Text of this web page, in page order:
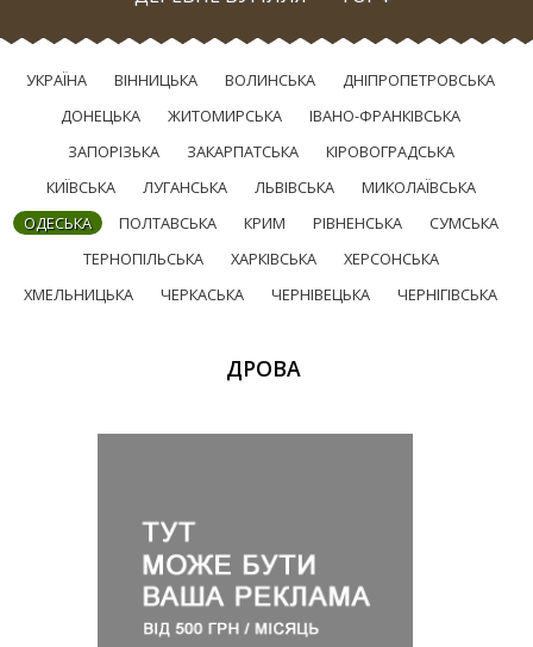
УКРАЇНА ВІННИЦЬКА ВОЛИНСЬКА
ДНІПРОПЕТРОВСЬКА
ДОНЕЦЬКА
ЖИТОМИРСЬКА
ІВАНО-ФРАНКІВСЬКА
ЗАПОРІЗЬКА
ЗАКАРПАТСЬКА
КІРОВОГРАДСЬКА
КИЇВСЬКА
ЛУГАНСЬКА ЛЬВІВСЬКА
МИКОЛАЇВСЬКА
ОДЕСЬКА
ПОЛТАВСЬКА КРИМ РІВНЕНСЬКА
СУМСЬКА
ТЕРНОПІЛЬСЬКА
ХАРКІВСЬКА
ХЕРСОНСЬКА
ХМЕЛЬНИЦЬКА
ЧЕРКАСЬКА ЧЕРНІВЕЦЬКА ЧЕРНІГІВСЬКА
ДРОВА